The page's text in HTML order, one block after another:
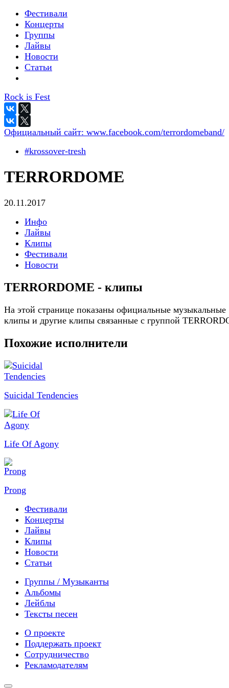
Фестивали
Концерты
Группы
Лайвы
Новости
Статьи
Rock is Fest
Официальный сайт: www.facebook.com/terrordomeband/
#krossover-tresh
TERRORDOME
20.11.2017
Инфо
Лайвы
Клипы
Фестивали
Новости
TERRORDOME - клипы
На этой странице показаны официальные музыкальные
клипы и другие клипы связанные с группой
Похожие исполнители
Suicidal Tendencies
Life Of Agony
Prong
Фестивали
Концерты
Лайвы
Клипы
Новости
Статьи
Группы / Музыканты
Альбомы
Лейблы
Тексты песен
О проекте
Поддержать проект
Сотрудничество
Рекламодателям